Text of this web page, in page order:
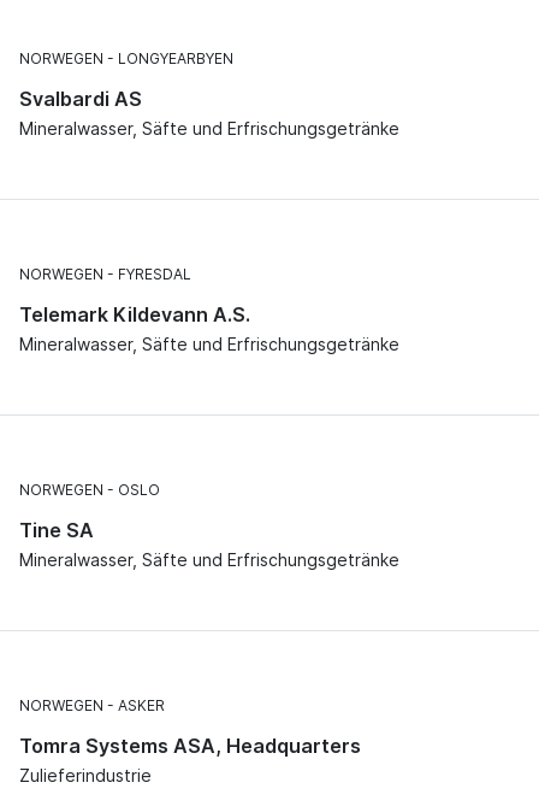
NORWEGEN LONGYEARBYEN
Svalbardi AS
Mineralwasser, Säfte und Erfrischungsgetränke
NORWEGEN FYRESDAL
Telemark Kildevann A.S.
Mineralwasser, Säfte und Erfrischungsgetränke
NORWEGEN OSLO
Tine SA
Mineralwasser, Säfte und Erfrischungsgetränke
NORWEGEN ASKER
Tomra Systems ASA, Headquarters
Zulieferindustrie